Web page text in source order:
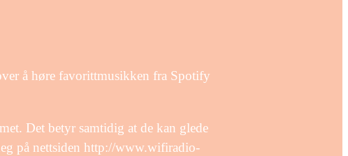
å høre favorittmusikken fra Spotify
Det betyr samtidig at de kan glede
på nettsiden http://www.wifiradio-